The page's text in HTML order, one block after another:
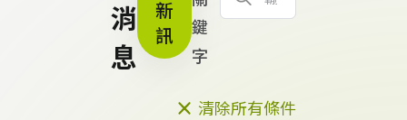
消
息
新
訊
鍵
字
清除所有條件